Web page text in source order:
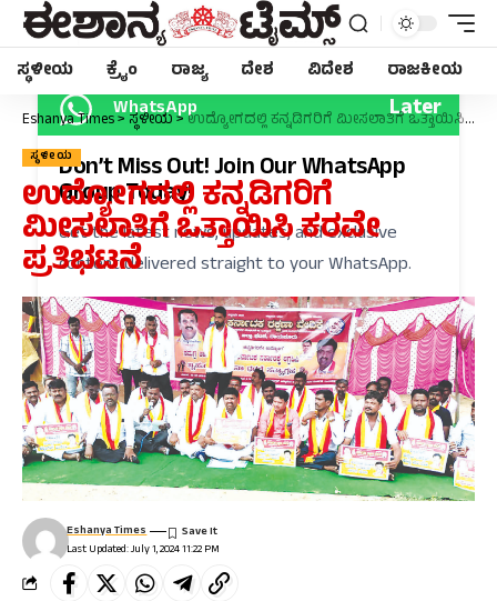
ಸ್ಥಳೀಯ ಕ್ರೈಂ ರಾಜ್ಯ ದೇಶ ವಿದೇಶ ರಾಜಕೀಯ
Eshanya Times> ಸ್ಥಳೀಯ> ಉದ್ಯೋಗದಲ್ಲಿ ಕನ್ನಡಿಗರಿಗೆ ಮೀಸಲಾತಿಗೆ ಒತ್ತಾಯಿಸಿ ಕರವೇ ಪ್ರತಿಭಟನೆ
ಸ್ಥಳೀಯ
ಉದ್ಯೋಗದಲ್ಲಿ ಕನ್ನಡಿಗರಿಗೆ
ಮೀಸಲಾತಿಗೆ ಒತ್ತಾಯಿಸಿ ಕರವೇ
ಪ್ರತಿಭಟನೆ
Last Updated: July 1, 2024 11:22 PM
Eshanya Times
WhatsApp Later
Don’t Miss Out! Join Our WhatsApp
Group Today!
Get the latest news, updates, and exclusive
content delivered straight to your WhatsApp.
Join Now
Powered By KhushiHost